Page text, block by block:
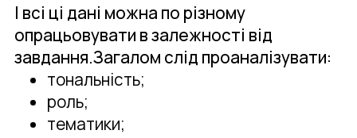
І всі ці дані можна по різному
опрацьовувати в залежності від
завдання.Загалом слід проаналізувати:
тональність;
роль;
тематики;